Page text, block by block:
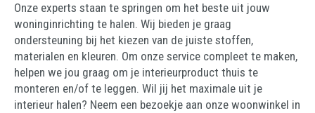
Onze experts staan te springen om het beste uit jouw
woninginrichting te halen. Wij bieden je graag
ondersteuning bij het kiezen van de juiste stoffen,
materialen en kleuren. Om onze service compleet te maken,
helpen we jou graag om je interieurproduct thuis te
monteren en/of te leggen. Wil jij het maximale uit je
interieur halen? Neem een bezoekje aan onze woonwinkel in